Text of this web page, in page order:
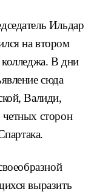
Ильдар
на втором
колледжа. В дни
сюда
Валиди,
сторон
выразить